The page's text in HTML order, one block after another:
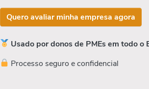
Quero avaliar minha empresa agora
Usado por donos de PMEs em todo o
Processo seguro e confidencial